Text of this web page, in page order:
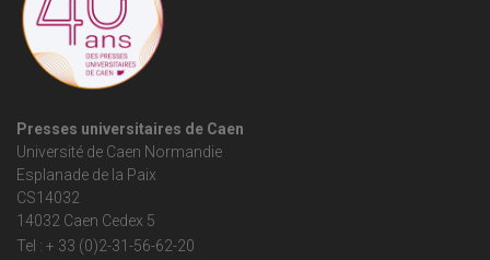
Presses universitaires de Caen
Université de Caen Normandie
Esplanade de la Paix
CS14032
14032 Caen Cedex 5
Tel : + 33 (0)2-31-56-62-20